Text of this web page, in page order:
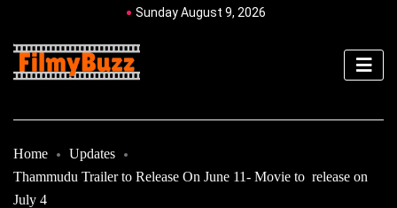
Sunday August 9, 2026
Home
Updates
Thammudu Trailer to Release On June 11- Movie to release on
July 4